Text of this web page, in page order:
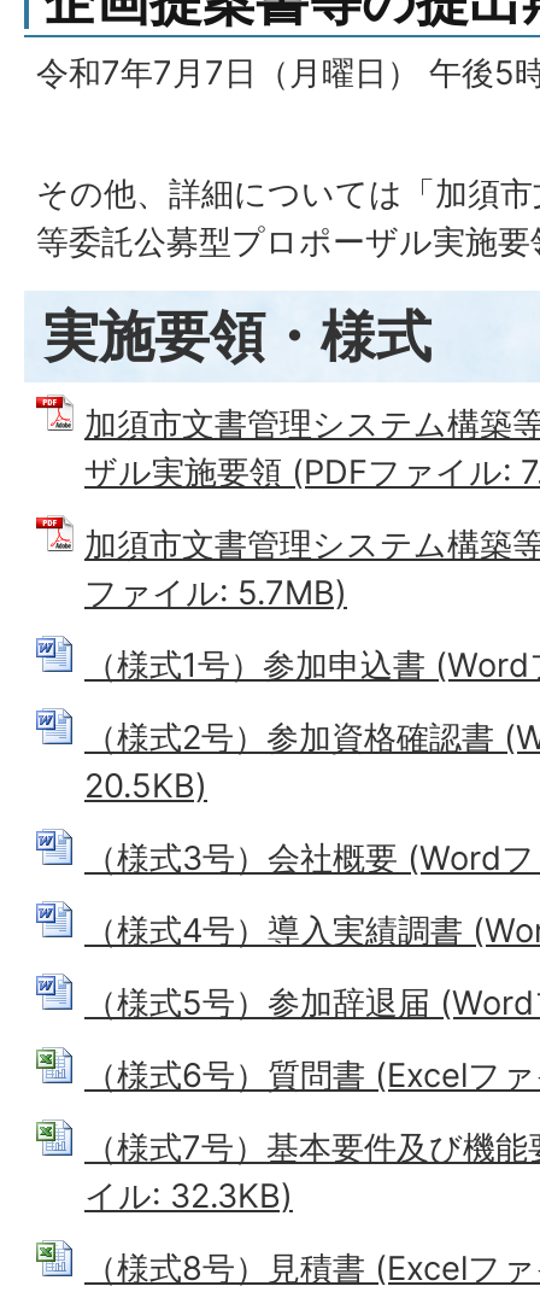
令和7年7月7日（月曜日） 午後5
その他、詳細については「加須
等委託公募型プロポーザル実施
実施要領・様式
加須市文書管理システム構築
ザル実施要領 (PDFファイル:
加須市文書管理システム構築
ファイル: 5.7MB)
（様式1号）参加申込書
（様式2号）参加資格確認書
20.5KB)
（様式3号）会社概要 (Word
（様式4号）導入実績調書
（様式5号）参加辞退届
（様式6号）質問書 (Excelフ
（様式7号）基本要件及び機
イル: 32.3KB)
（様式8号）見積書 (Excelフ